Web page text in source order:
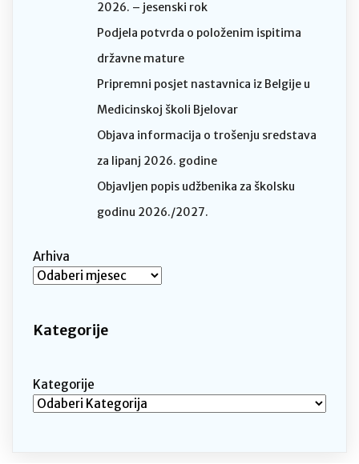
2026. – jesenski rok
Podjela potvrda o položenim ispitima
državne mature
Pripremni posjet nastavnica iz Belgije u
Medicinskoj školi Bjelovar
Objava informacija o trošenju sredstava
za lipanj 2026. godine
Objavljen popis udžbenika za školsku
godinu 2026./2027.
Arhiva
Kategorije
Kategorije